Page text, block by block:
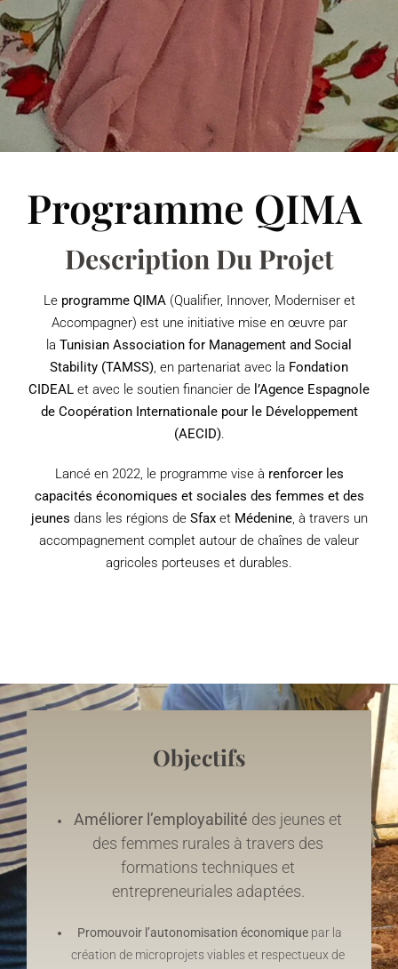
Programme QIMA
Description Du Projet
Le programme QIMA(Qualifier, Innover, Moderniser et
Accompagner) est une initiative mise en œuvre par
la Tunisian Association for Management and Social
Stability (TAMSS), en partenariat avec la Fondation
CIDEAL et avec le soutien financier de l’Agence Espagnole
de Coopération Internationale pour le Développement
(AECID).
Lancé en 2022, le programme vise à renforcer les
capacités économiques et sociales des femmes et des
jeunes dans les régions de Sfaxet Médenine, à travers un
accompagnement complet autour de chaînes de valeur
agricoles porteuses et durables.
Objectifs
Améliorer l’employabilité des jeunes et
des femmes rurales à travers des
formations techniques et
entrepreneuriales adaptées.
Promouvoir l’autonomisation économiquepar la
création de microprojets viables et respectueux de